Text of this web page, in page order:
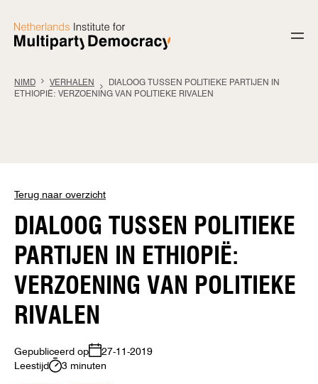
NIMD VERHALEN DIALOOG TUSSEN POLITIEKE PARTIJEN IN
ETHIOPIË: VERZOENING VAN POLITIEKE RIVALEN
Terug naar overzicht
DIALOOG TUSSEN POLITIEKE
PARTIJEN IN ETHIOPIË:
VERZOENING VAN POLITIEKE
RIVALEN
Gepubliceerd op 27-11-2019
Leestijd 3 minuten